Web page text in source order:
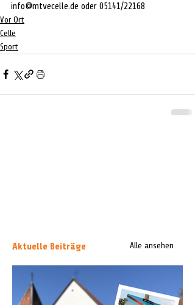
info@mtvecelle.de oder 05141/22168
Vor Ort
Celle
Sport
Aktuelle Beiträge Alle ansehen